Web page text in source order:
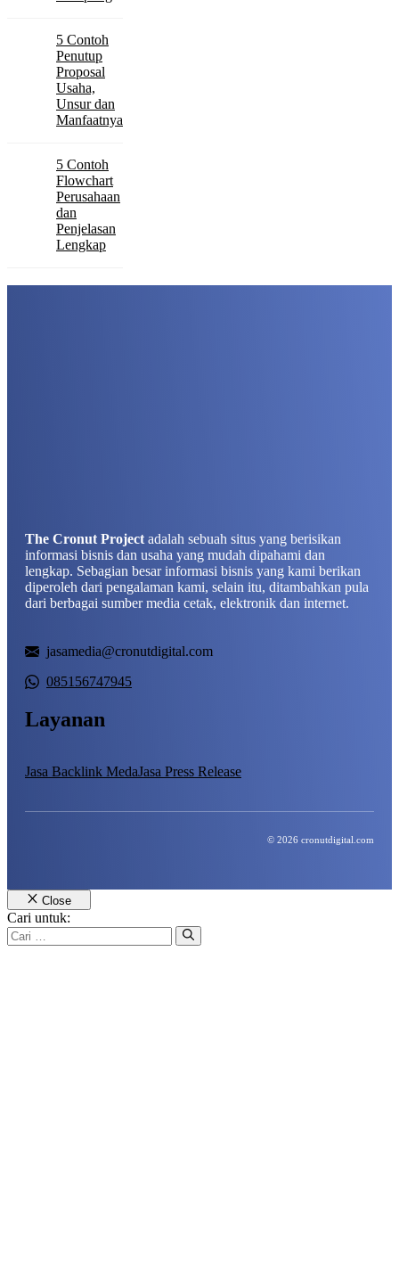
5 Contoh
Penutup
Proposal
Usaha,
Unsur dan
Manfaatnya
5 Contoh
Flowchart
Perusahaan
dan
Penjelasan
Lengkap
The Cronut Project adalah sebuah situs yang berisikan
informasi bisnis dan usaha yang mudah dipahami dan
lengkap. Sebagian besar informasi bisnis yang kami berikan
diperoleh dari pengalaman kami, selain itu, ditambahkan pula
dari berbagai sumber media cetak, elektronik dan internet.
jasamedia@cronutdigital.com
085156747945
Layanan
Jasa Backlink MedaJasa Press Release
© 2026 cronutdigital.com
Close
Cari untuk: